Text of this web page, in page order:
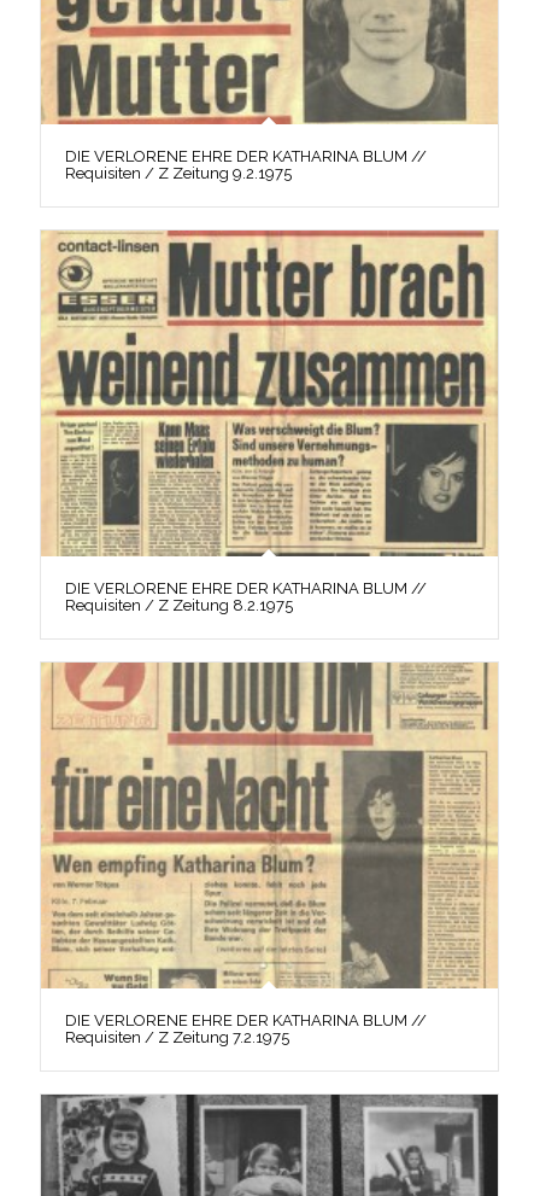
DIE VERLORENE EHRE DER KATHARINA BLUM //
Requisiten / Z Zeitung 9.2.1975
DIE VERLORENE EHRE DER KATHARINA BLUM //
Requisiten / Z Zeitung 8.2.1975
DIE VERLORENE EHRE DER KATHARINA BLUM //
Requisiten / Z Zeitung 7.2.1975